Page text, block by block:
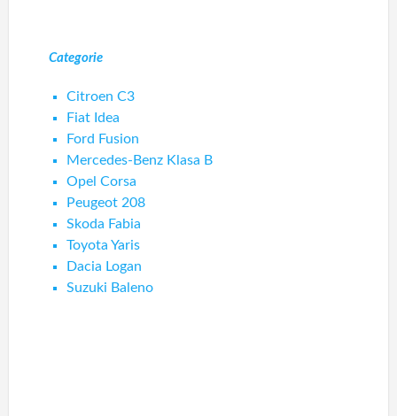
Categorie
Citroen C3
Fiat Idea
Ford Fusion
Mercedes-Benz Klasa B
Opel Corsa
Peugeot 208
Skoda Fabia
Toyota Yaris
Dacia Logan
Suzuki Baleno